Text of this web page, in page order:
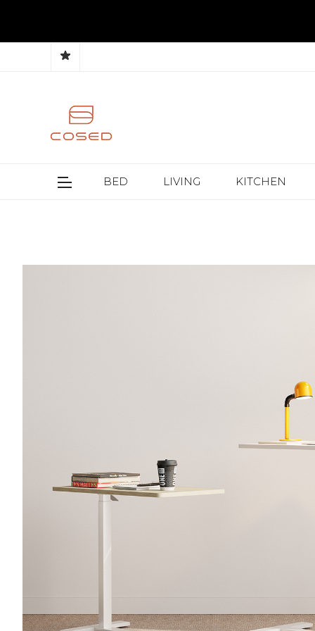
BED LIVING KITCHEN